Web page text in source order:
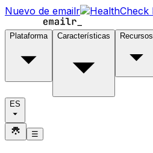
Nuevo de emailr
Plataforma Características Recursos
ES
☰